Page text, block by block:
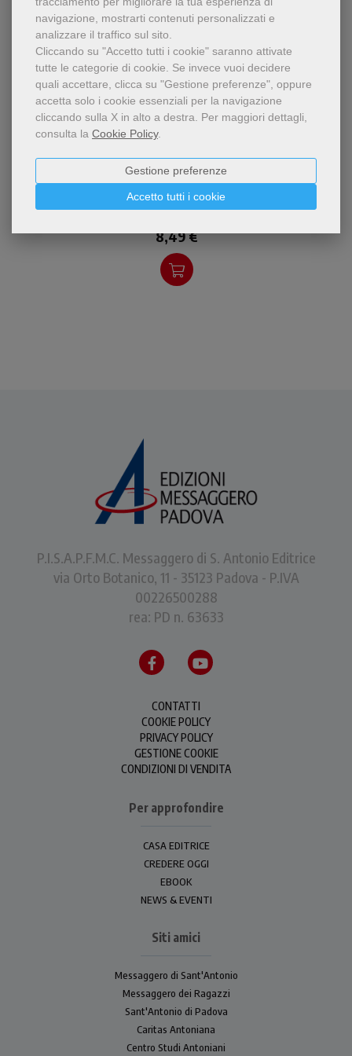
navigazione, mostrarti contenuti personalizzati e
analizzare il traffico sul sito.
Cliccando su "Accetto tutti i cookie" saranno attivate
tutte le categorie di cookie. Se invece vuoi decidere
quali accettare, clicca su "Gestione preferenze", oppure
accetta solo i cookie essenziali per la navigazione
cliccando sulla X in alto a destra. Per maggiori dettagli,
consulta la Cookie Policy.
Accetto tutti i cookie
Gestione preferenze
In un tempo di guerra, è più
che mai urgente pensare e
concretizzare progetti di
pace, soprattutto a scuola
Educare alla pace in tempo di guerra
Andrea Bigalli
8,49 €
P.I.S.A.P.F.M.C. Messaggero di S. Antonio Editrice
via Orto Botanico, 11 - 35123 Padova - P.IVA
00226500288
rea: PD n. 63633
CONTATTI
COOKIE POLICY
PRIVACY POLICY
GESTIONE COOKIE
CONDIZIONI DI VENDITA
Per approfondire
CASA EDITRICE
CREDERE OGGI
EBOOK
NEWS & EVENTI
Siti amici
Messaggero di Sant'Antonio
Messaggero dei Ragazzi
Sant'Antonio di Padova
Caritas Antoniana
Centro Studi Antoniani